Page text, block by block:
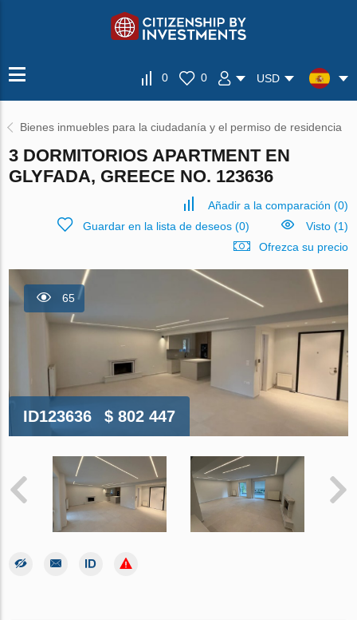
0 0 USD
Bienes inmuebles para la ciudadanía y el permiso de residencia
3 DORMITORIOS APARTMENT EN
GLYFADA, GREECE NO. 123636
Añadir a la comparación (0)
Guardar en la lista de deseos(0)
Visto (1)
Ofrezca su precio
65
ID123636 $ 802 447